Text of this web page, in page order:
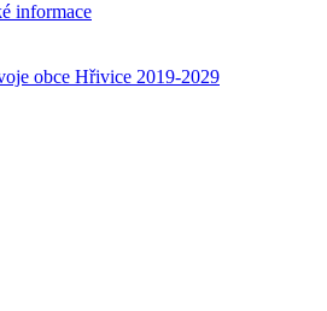
informace
obce Hřivice 2019-2029